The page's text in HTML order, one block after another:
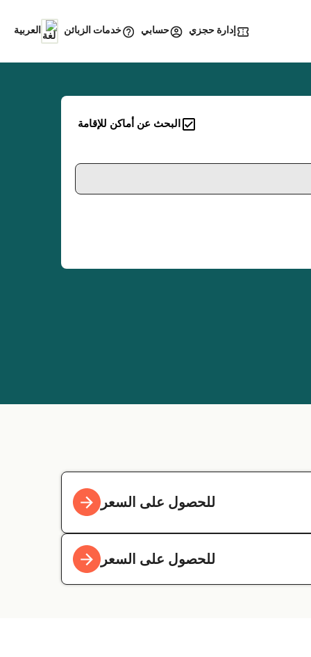
إدارة حجزي حسابي خدمات الزبائن العربية
البحث عن أماكن للإقامة
للحصول على السعر
للحصول على السعر